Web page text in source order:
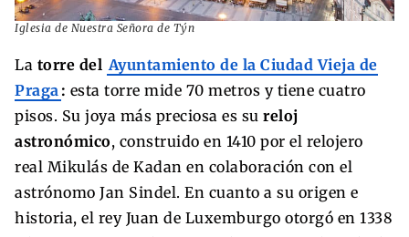
Iglesia de Nuestra Señora de Týn
La torre del Ayuntamiento de la Ciudad Vieja de
Praga : esta torre mide 70 metros y tiene cuatro
pisos. Su joya más preciosa es su reloj
astronómico, construido en 1410 por el relojero
real Mikulás de Kadan en colaboración con el
astrónomo Jan Sindel. En cuanto a su origen e
historia, el rey Juan de Luxemburgo otorgó en 1338